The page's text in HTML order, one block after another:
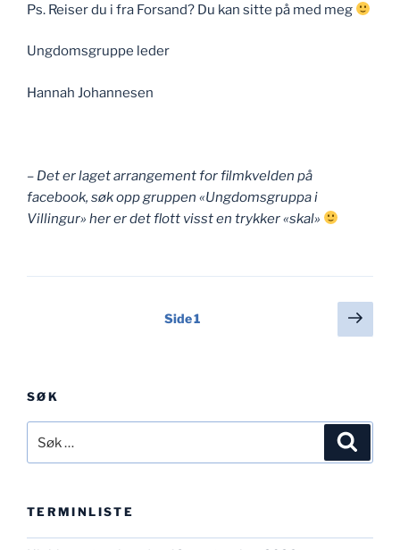
Ps. Reiser du i fra Forsand? Du kan sitte på med meg
Ungdomsgruppe leder
Hannah Johannesen
– Det er laget arrangement for filmkvelden på
facebook, søk opp gruppen «Ungdomsgruppa i
Villingur» her er det flott visst en trykker «skal»
Side1
side
SØK
etter:
TERMINLISTE